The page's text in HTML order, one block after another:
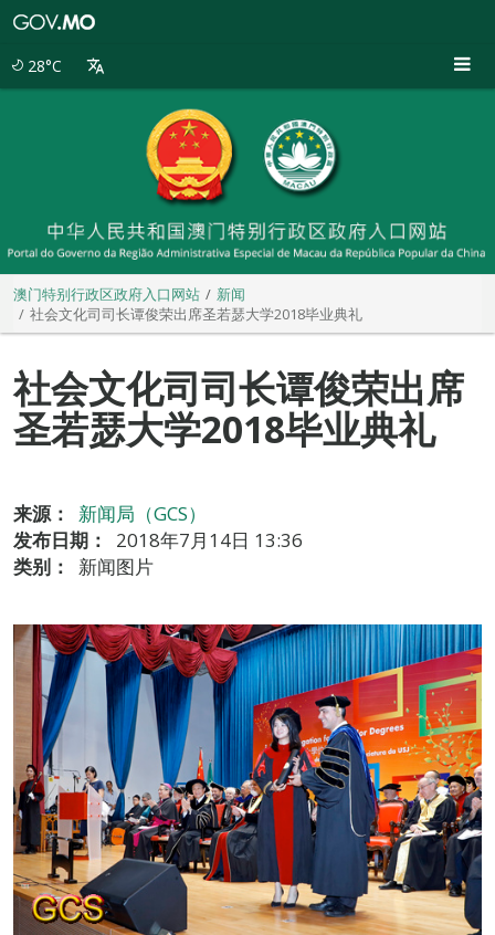
28°C
澳门特别行政区政府入口网站
新闻
社会文化司司长谭俊荣出席圣若瑟大学2018毕业典礼
社会文化司司长谭俊荣出席
圣若瑟大学2018毕业典礼
来源：
新闻局（GCS）
发布日期：
2018年7月14日 13:36
类别：
新闻图片